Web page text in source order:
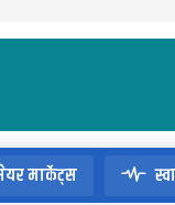
मार्केट्स